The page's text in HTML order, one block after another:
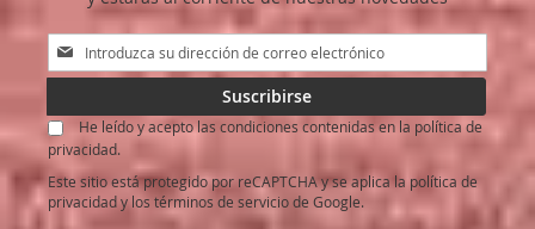
Inscríbase
a
boletín
de
noticias:
Suscribirse
He leído y acepto las condiciones contenidas en la política de
privacidad.
Este sitio está protegido por reCAPTCHA y se aplica la política de
privacidady los términos de serviciode Google.